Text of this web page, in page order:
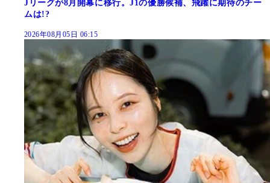
Jリーグが8月開幕に移行。J1の優勝候補、飛躍に期待のチー
ムは!?
2026年08月05日 06:15